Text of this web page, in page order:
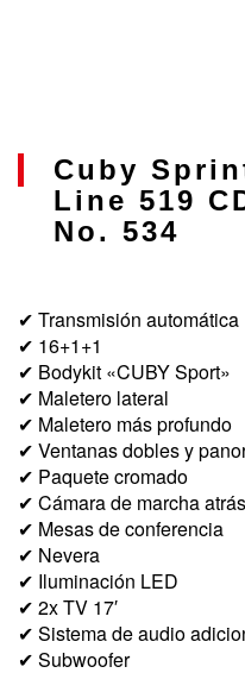
Cuby
Line 519
No. 534
✔ Transmisión automática
✔ 16+1+1
✔ Bodykit «CUBY Sport»
✔ Maletero lateral
✔ Maletero más profundo
✔ Ventanas dobles y
✔ Paquete cromado
✔ Cámara de marcha atrás
✔ Mesas de conferencia
✔ Nevera
✔ Iluminación LED
✔ 2x TV 17′
✔ Sistema de audio
✔ Subwoofer